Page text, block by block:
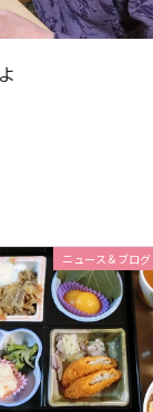
ニュース＆ブログ